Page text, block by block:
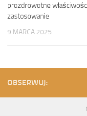
prozdrowotne
zastosowanie
9 MARCA 2025
OBSERWUJ: